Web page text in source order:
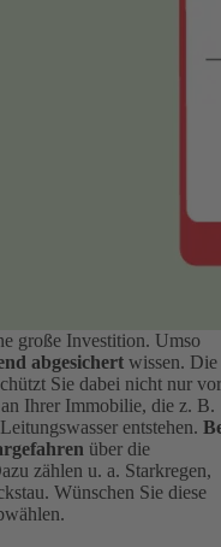
große Investition. Umso
abgesichert wissen. Die
Sie dabei nicht nur vor
Ihrer Immobilie, die z. B.
entstehen.
über die
zählen u. a. Starkregen,
Wünschen Sie diese